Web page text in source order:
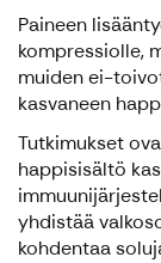
Paineen
kompressiolle,
muiden ei-
kasvaneen
Tutkimukset
happisisältö
yhdistää
kohdentaa